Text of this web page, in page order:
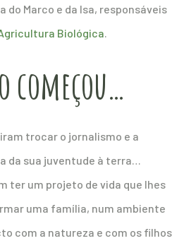
do Marco e da Isa, responsáveis
Agricultura Biológica
começou…
trocar o jornalismo e a
da sua juventude à terra…
ter um projeto de vida que lhes
uma família, num ambiente
com a natureza e com os filhos